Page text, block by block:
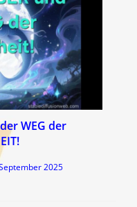
WEG der
2025